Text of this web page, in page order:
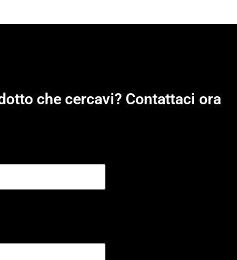
che cercavi? Contattaci ora